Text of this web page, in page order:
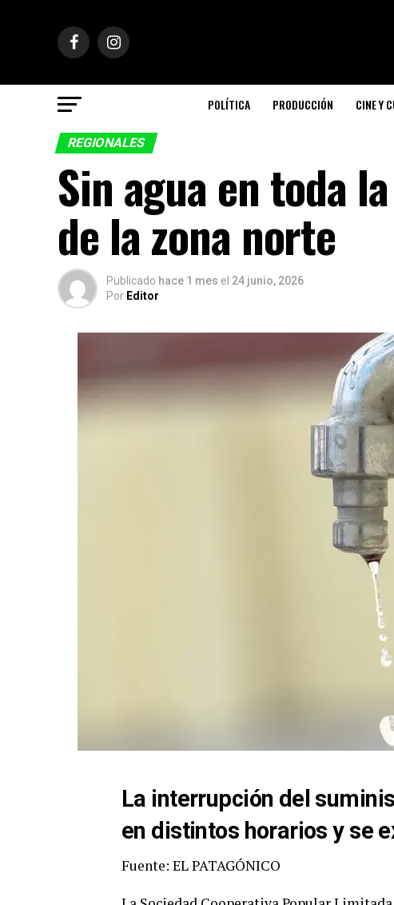
POLÍTICA PRODUCCIÓN CINE Y
REGIONALES
Sin agua en toda
de la zona norte
Publicado hace 1 mes el 24 junio, 2026
Por Editor
La interrupción del
en distintos horarios y se
Fuente: EL PATAGÓNICO